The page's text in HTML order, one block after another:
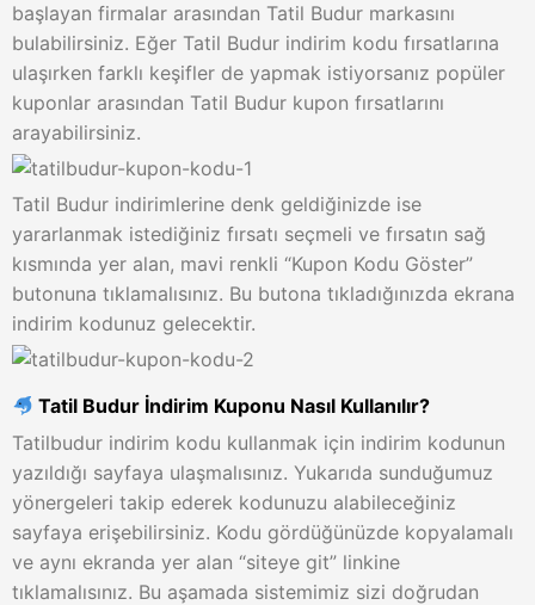
başlayan firmalar arasından Tatil Budur markasını
bulabilirsiniz. Eğer Tatil Budur indirim kodu fırsatlarına
ulaşırken farklı keşifler de yapmak istiyorsanız popüler
kuponlar arasından Tatil Budur kupon fırsatlarını
arayabilirsiniz.
Tatil Budur indirimlerine denk geldiğinizde ise
yararlanmak istediğiniz fırsatı seçmeli ve fırsatın sağ
kısmında yer alan, mavi renkli “Kupon Kodu Göster”
butonuna tıklamalısınız. Bu butona tıkladığınızda ekrana
indirim kodunuz gelecektir.
Tatil Budur İndirim Kuponu Nasıl Kullanılır?
Tatilbudur indirim kodu kullanmak için indirim kodunun
yazıldığı sayfaya ulaşmalısınız. Yukarıda sunduğumuz
yönergeleri takip ederek kodunuzu alabileceğiniz
sayfaya erişebilirsiniz. Kodu gördüğünüzde kopyalamalı
ve aynı ekranda yer alan “siteye git” linkine
tıklamalısınız. Bu aşamada sistemimiz sizi doğrudan